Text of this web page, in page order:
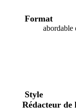
Format
Style
abordable
Rédacteur de